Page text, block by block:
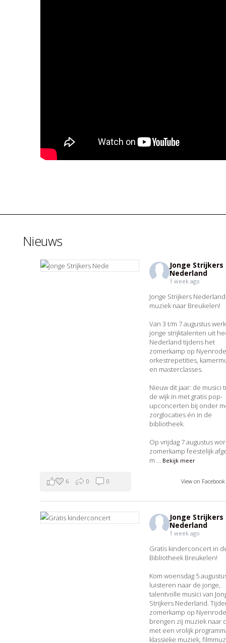
Nieuws
Jonge Strijkers
Nederland
1 week ago
Jonge Strijkers
muziek naar Breukelen!
Van 3 t/m 7 augustus
jonge strijktalenten uit
Nederland tijdens het
zomerkamp op
orkestrepetities,
en masterclasses.
Nieuw dit jaar: de musici
de wijk in met gratis pop-
upconcerten bij onder
zorglocaties én in de
bibliotheek.
Op vrijdag 7 augustus
zomerkamp feestelijk
m ... Bekijk meer
View on Facebook
6 0 0
Jonge Strijkers
Nederland
1 week ago
Gratis kinderconcert in
Bibliotheek Breukelen!
Kom woensdag 5
luisteren naar de jonge,
talentvolle musici van
Strijkers Nederland.
zomerkamp op
brengen zij muziek naar
met een vrolijk
klassieke muziek,